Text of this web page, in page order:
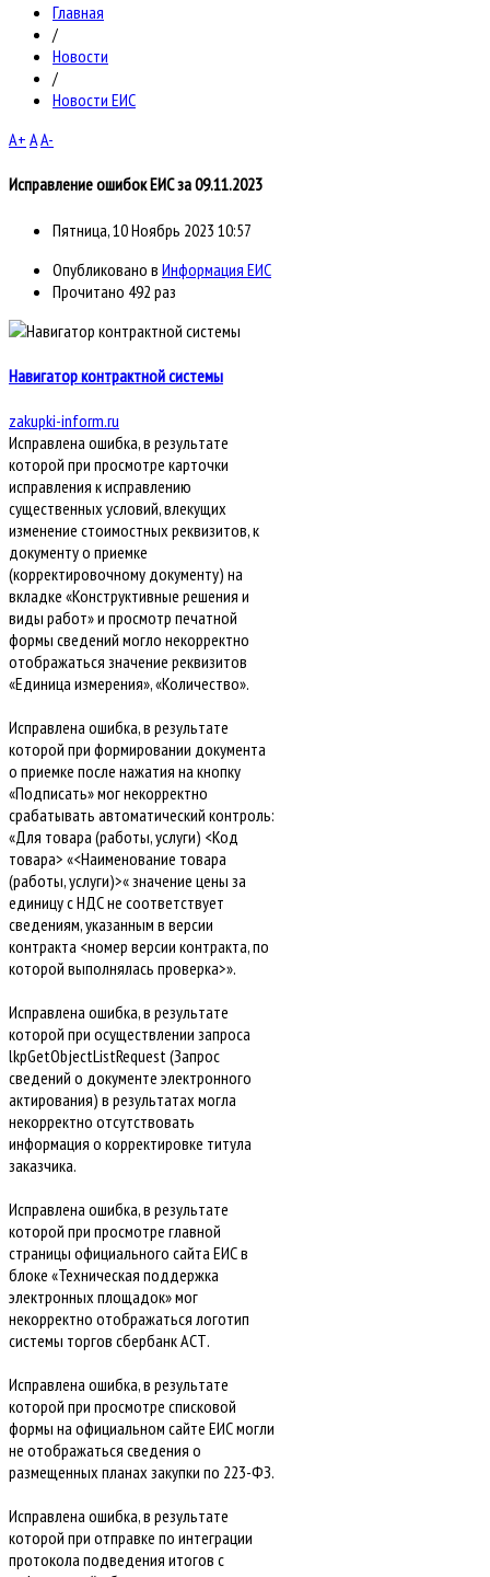
Главная
/
Новости
/
Новости ЕИС
A+ AA-
Исправление ошибок ЕИС за 09.11.2023
Пятница, 10 Ноябрь 2023 10:57
Опубликовано в Информация ЕИС
Прочитано 492 раз
Навигатор контрактной системы
zakupki-inform.ru
Исправлена ошибка, в результате
которой при просмотре карточки
исправления к исправлению
существенных условий, влекущих
изменение стоимостных реквизитов, к
документу о приемке
(корректировочному документу) на
вкладке «Конструктивные решения и
виды работ» и просмотр печатной
формы сведений могло некорректно
отображаться значение реквизитов
«Единица измерения», «Количество».
Исправлена ошибка, в результате
которой при формировании документа
о приемке после нажатия на кнопку
«Подписать» мог некорректно
срабатывать автоматический контроль:
«Для товара (работы, услуги) <Код
товара> «<Наименование товара
(работы, услуги)>« значение цены за
единицу с НДС не соответствует
сведениям, указанным в версии
контракта <номер версии контракта, по
которой выполнялась проверка>».
Исправлена ошибка, в результате
которой при осуществлении запроса
lkpGetObjectListRequest (Запрос
сведений о документе электронного
актирования) в результатах могла
некорректно отсутствовать
информация о корректировке титула
заказчика.
Исправлена ошибка, в результате
которой при просмотре главной
страницы официального сайта ЕИС в
блоке «Техническая поддержка
электронных площадок» мог
некорректно отображаться логотип
системы торгов сбербанк АСТ.
Исправлена ошибка, в результате
которой при просмотре списковой
формы на официальном сайте ЕИС могли
не отображаться сведения о
размещенных планах закупки по 223-ФЗ.
Исправлена ошибка, в результате
которой при отправке по интеграции
протокола подведения итогов с